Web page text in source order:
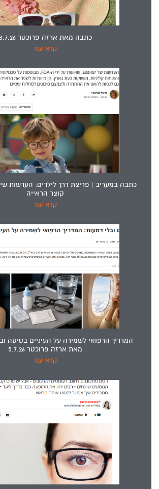
כתבה מאת ארזה פרוכטר 8.7.26
קרא עוד
כתבה במעריב | פריצת דרך לילדים: העדשות
קוצר הראייה
קרא עוד
המדריך הרפואי לשמירה על העיניים בטיסה
מאת ארזה פרוכטר 5.7.26
קרא עוד